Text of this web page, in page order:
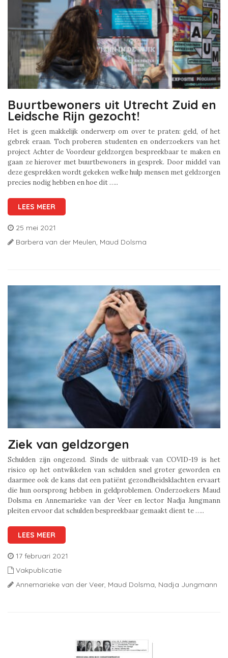
Buurtbewoners uit Utrecht Zuid en
Leidsche Rijn gezocht!
Het is geen makkelijk onderwerp om over te praten: geld, of het
gebrek eraan. Toch proberen studenten en onderzoekers van het
project Achter de Voordeur geldzorgen bespreekbaar te maken en
gaan ze hierover met buurtbewoners in gesprek. Door middel van
deze gesprekken wordt gekeken welke hulp mensen met geldzorgen
precies nodig hebben en hoe dit …..
LEES MEER
25 mei 2021
Barbera van der Meulen, Maud Dolsma
Ziek van geldzorgen
Schulden zijn ongezond. Sinds de uitbraak van COVID-19 is het
risico op het ontwikkelen van schulden snel groter geworden en
daarmee ook de kans dat een patiënt gezondheidsklachten ervaart
die hun oorsprong hebben in geldproblemen. Onderzoekers Maud
Dolsma en Annemarieke van der Veer en lector Nadja Jungmann
pleiten ervoor dat schulden bespreekbaar gemaakt dient te …..
LEES MEER
17 februari 2021
Vakpublicatie
Annemarieke van der Veer, Maud Dolsma, Nadja Jungmann